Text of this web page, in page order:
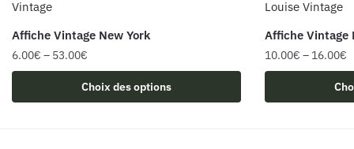
Affiche Vintage New York
6.00€ – 53.00€
Choix des options
produit
Affiche Vintage
10.00€ – 16.00€
produit